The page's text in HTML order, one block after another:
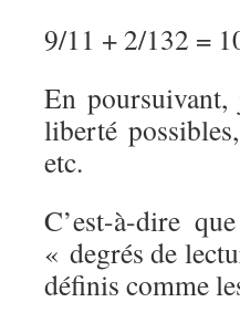
9/11 + 2/132 =
En poursuivant,
liberté
etc.
C’est-à-dire
« degrés de
définis comme